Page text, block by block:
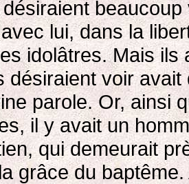
lui, dans la
idolâtres. Mais
désiraient voir
parole. Or, ainsi
il y avait un
qui demeurait
grâce du